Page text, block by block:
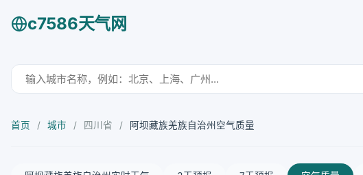
c7586天气网
首页 / 城市 / 四川省 / 阿坝藏族羌族自治州空气质量